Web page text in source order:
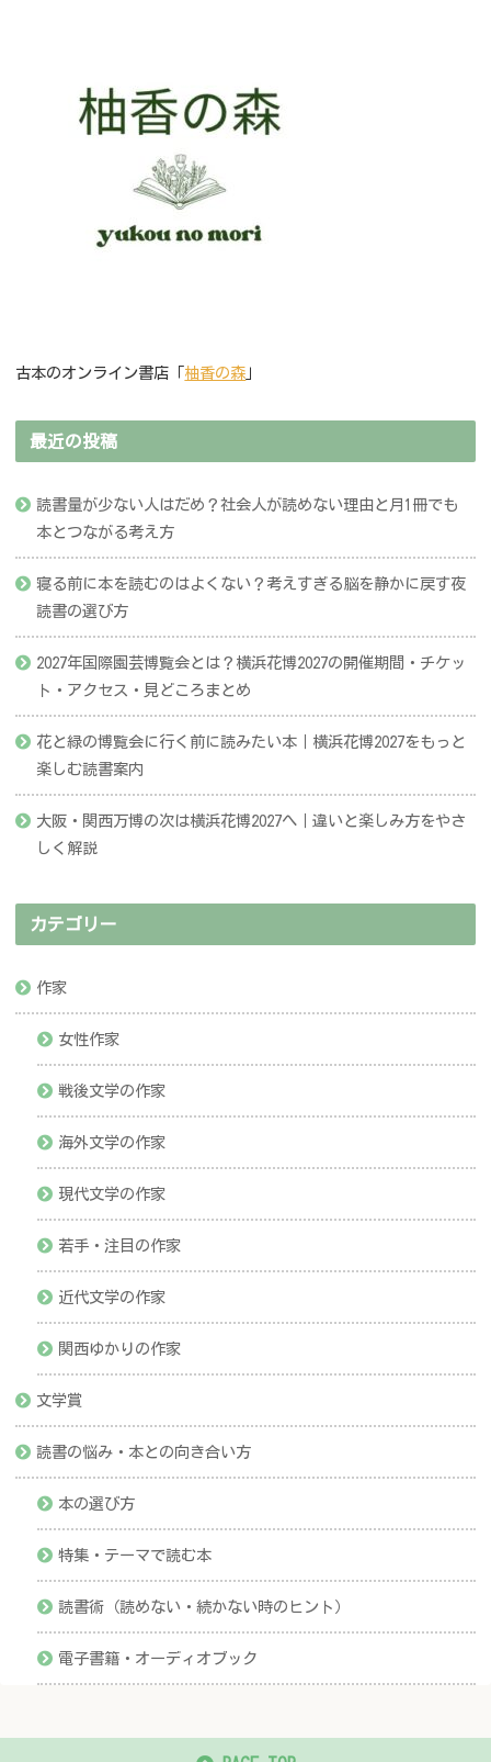
古本のオンライン書店「 柚香の森 」
最近の投稿
読書量が少ない人はだめ？社会人が読めない理由と月1冊でも
本とつながる考え方
寝る前に本を読むのはよくない？考えすぎる脳を静かに戻す夜
読書の選び方
2027年国際園芸博覧会とは？横浜花博2027の開催期間・チケッ
ト・アクセス・見どころまとめ
花と緑の博覧会に行く前に読みたい本｜横浜花博2027をもっと
楽しむ読書案内
大阪・関西万博の次は横浜花博2027へ｜違いと楽しみ方をやさ
しく解説
カテゴリー
作家
女性作家
戦後文学の作家
海外文学の作家
現代文学の作家
若手・注目の作家
近代文学の作家
関西ゆかりの作家
文学賞
読書の悩み・本との向き合い方
本の選び方
特集・テーマで読む本
読書術（読めない・続かない時のヒント）
電子書籍・オーディオブック